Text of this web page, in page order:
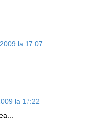
la 17:07
la 17:22